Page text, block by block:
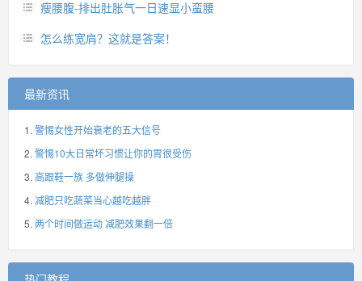
瘦腰腹-排出肚胀气一日速显小蛮腰
怎么练宽肩？这就是答案！
最新资讯
警惕女性开始衰老的五大信号
警惕10大日常坏习惯让你的胃很受伤
高跟鞋一族 多做伸腿操
减肥只吃蔬菜当心越吃越胖
两个时间做运动 减肥效果翻一倍